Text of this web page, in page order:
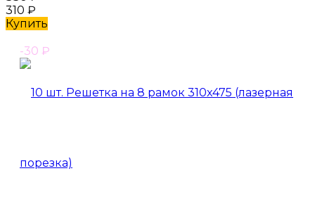
310 ₽
Купить
-30 ₽